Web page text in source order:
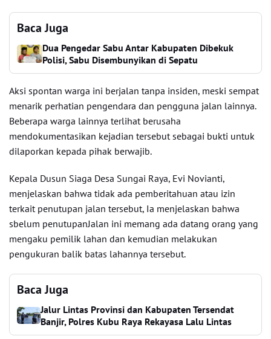
Baca Juga
Dua Pengedar Sabu Antar Kabupaten Dibekuk
Polisi, Sabu Disembunyikan di Sepatu
Aksi spontan warga ini berjalan tanpa insiden, meski sempat
menarik perhatian pengendara dan pengguna jalan lainnya.
Beberapa warga lainnya terlihat berusaha
mendokumentasikan kejadian tersebut sebagai bukti untuk
dilaporkan kepada pihak berwajib.
Kepala Dusun Siaga Desa Sungai Raya, Evi Novianti,
menjelaskan bahwa tidak ada pemberitahuan atau izin
terkait penutupan jalan tersebut, Ia menjelaskan bahwa
sbelum penutupanJalan ini memang ada datang orang yang
mengaku pemilik lahan dan kemudian melakukan
pengukuran balik batas lahannya tersebut.
Baca Juga
Jalur Lintas Provinsi dan Kabupaten Tersendat
Banjir, Polres Kubu Raya Rekayasa Lalu Lintas